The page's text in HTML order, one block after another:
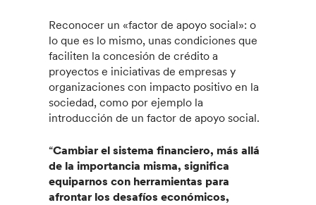
Reconocer un «factor de apoyo social»: o
lo que es lo mismo, unas condiciones que
faciliten la concesión de crédito a
proyectos e iniciativas de empresas y
organizaciones con impacto positivo en la
sociedad, como por ejemplo la
introducción de un factor de apoyo social.
“Cambiar el sistema financiero, más allá
de la importancia misma, significa
equiparnos con herramientas para
afrontar los desafíos económicos,